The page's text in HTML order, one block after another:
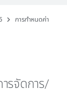
การกำหนดค่า
รจัดการ/